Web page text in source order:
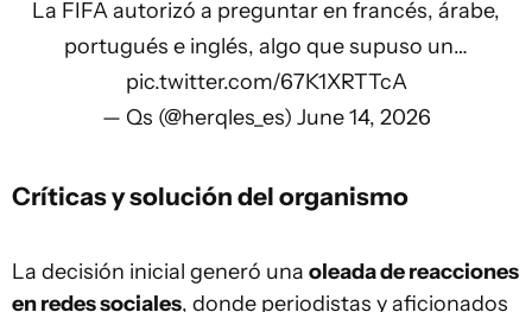
La FIFA autorizó a preguntar en francés, árabe,
portugués e inglés, algo que supuso un…
pic.twitter.com/67K1XRTTcA
— Qs (@herqles_es) June 14, 2026
Críticas y solución del organismo
La decisión inicial generó una oleada de reacciones
en redes sociales, donde periodistas y aficionados